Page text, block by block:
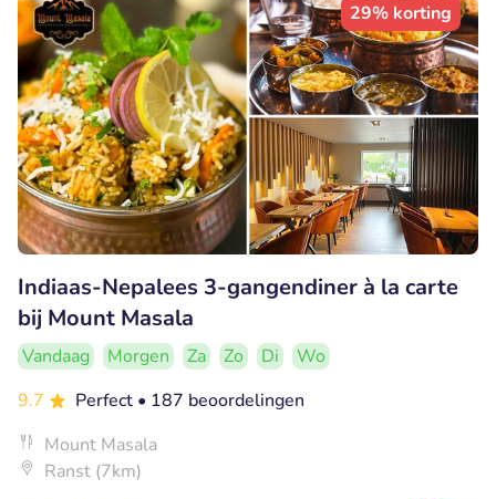
29% korting
Indiaas-Nepalees 3-gangendiner à la carte
bij Mount Masala
Vandaag Morgen Za Zo Di
Wo
9.7
Perfect • 187 beoordelingen
Mount Masala
Ranst (7km)